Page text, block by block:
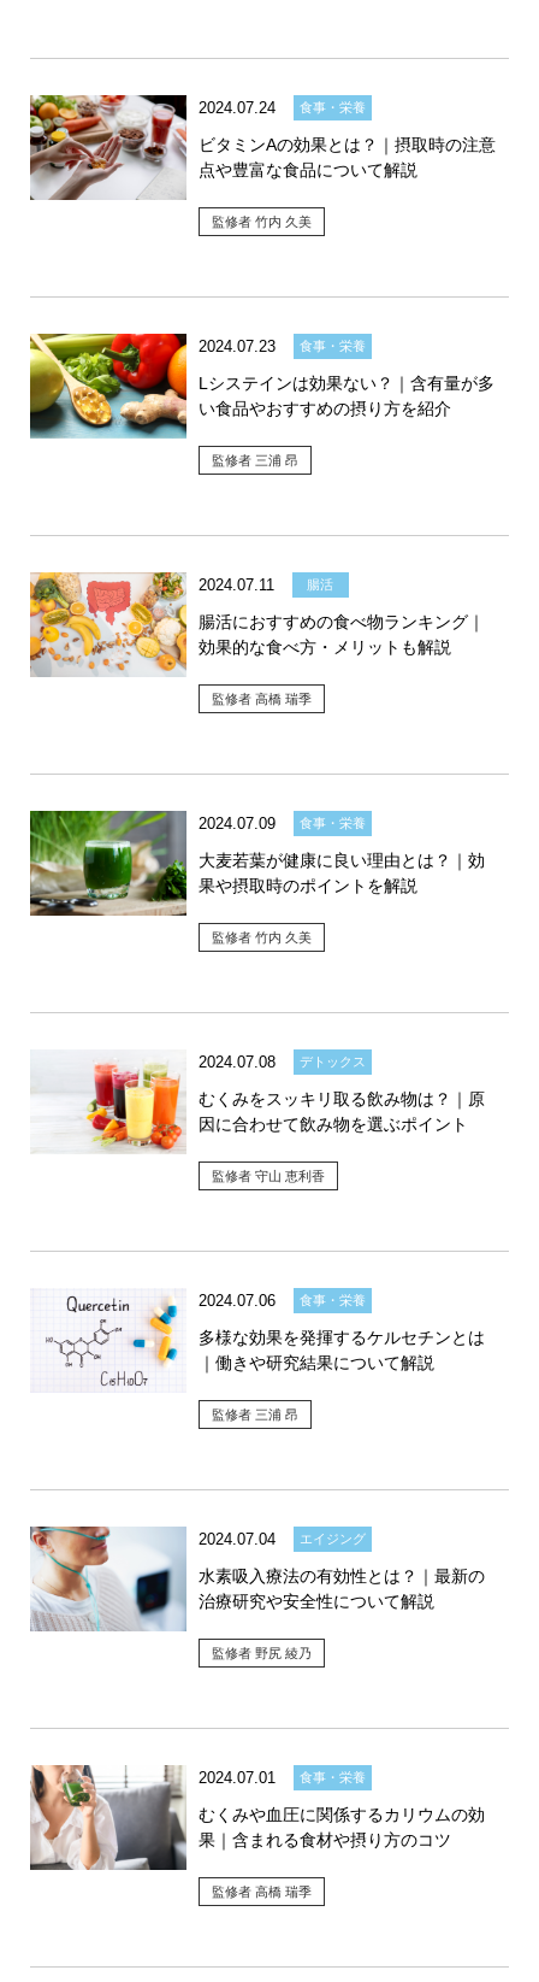
2024.07.24 食事・栄養
ビタミンAの効果とは？｜摂取時の注意
点や豊富な食品について解説
監修者 竹内 久美
2024.07.23 食事・栄養
Lシステインは効果ない？｜含有量が多
い食品やおすすめの摂り方を紹介
監修者 三浦 昂
2024.07.11 腸活
腸活におすすめの食べ物ランキング｜
効果的な食べ方・メリットも解説
監修者 高橋 瑞季
2024.07.09 食事・栄養
大麦若葉が健康に良い理由とは？｜効
果や摂取時のポイントを解説
監修者 竹内 久美
2024.07.08 デトックス
むくみをスッキリ取る飲み物は？｜原
因に合わせて飲み物を選ぶポイント
監修者 守山 恵利香
2024.07.06 食事・栄養
多様な効果を発揮するケルセチンとは
｜働きや研究結果について解説
監修者 三浦 昂
2024.07.04 エイジング
水素吸入療法の有効性とは？｜最新の
治療研究や安全性について解説
監修者 野尻 綾乃
2024.07.01 食事・栄養
むくみや血圧に関係するカリウムの効
果｜含まれる食材や摂り方のコツ
監修者 高橋 瑞季